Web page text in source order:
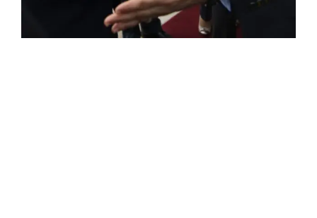
ROSE VALLAND, HEROÏNE DE LA RESISTANCE